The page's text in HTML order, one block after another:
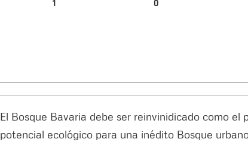
1 0
El Bosque Bavaria debe ser reinvinidicado como
potencial ecológico para una inédito Bosque